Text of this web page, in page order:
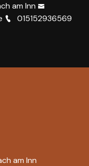
am Inn
015152936569
am Inn